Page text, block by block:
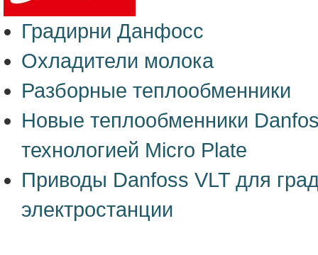
Градирни Данфосс
Охладители молока
Разборные теплообменники
Новые теплообменники
технологией Micro Plate
Приводы Danfoss VLT для
электростанции